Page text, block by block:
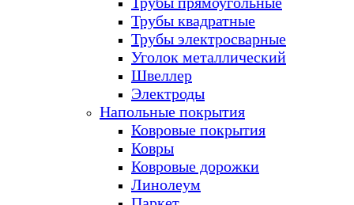
Трубы квадратные
Трубы электросварные
Уголок металлический
Швеллер
Электроды
Напольные покрытия
Ковровые покрытия
Ковры
Ковровые дорожки
Линолеум